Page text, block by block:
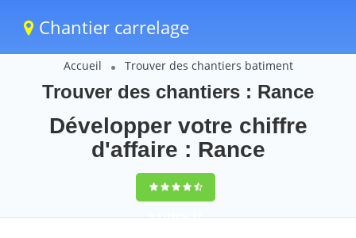
Chantier carrelage
Accueil Trouver des chantiers batiment
Trouver des chantiers : Rance
Développer votre chiffre
d'affaire : Rance
9,5(100%)57